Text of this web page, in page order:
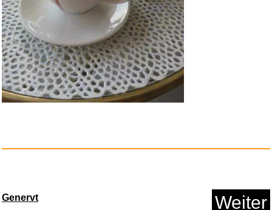
Neuftech Torx 8 T8 Sicherheit ...
Genervt Weiter